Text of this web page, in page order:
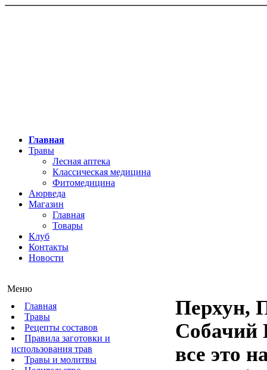
Главная
Травы
Лесная аптека
Классическая медицина
Фитомедицина
Аюрведа
Магазин
Главная
Товары
Клуб
Контакты
Новости
Меню
Главная
Травы
Рецепты составов
Правила заготовки и
использования трав
Травы и молитвы
Перхун,
Собачий
все это